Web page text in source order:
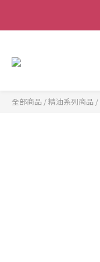
全部商品 /精油系列商品 /